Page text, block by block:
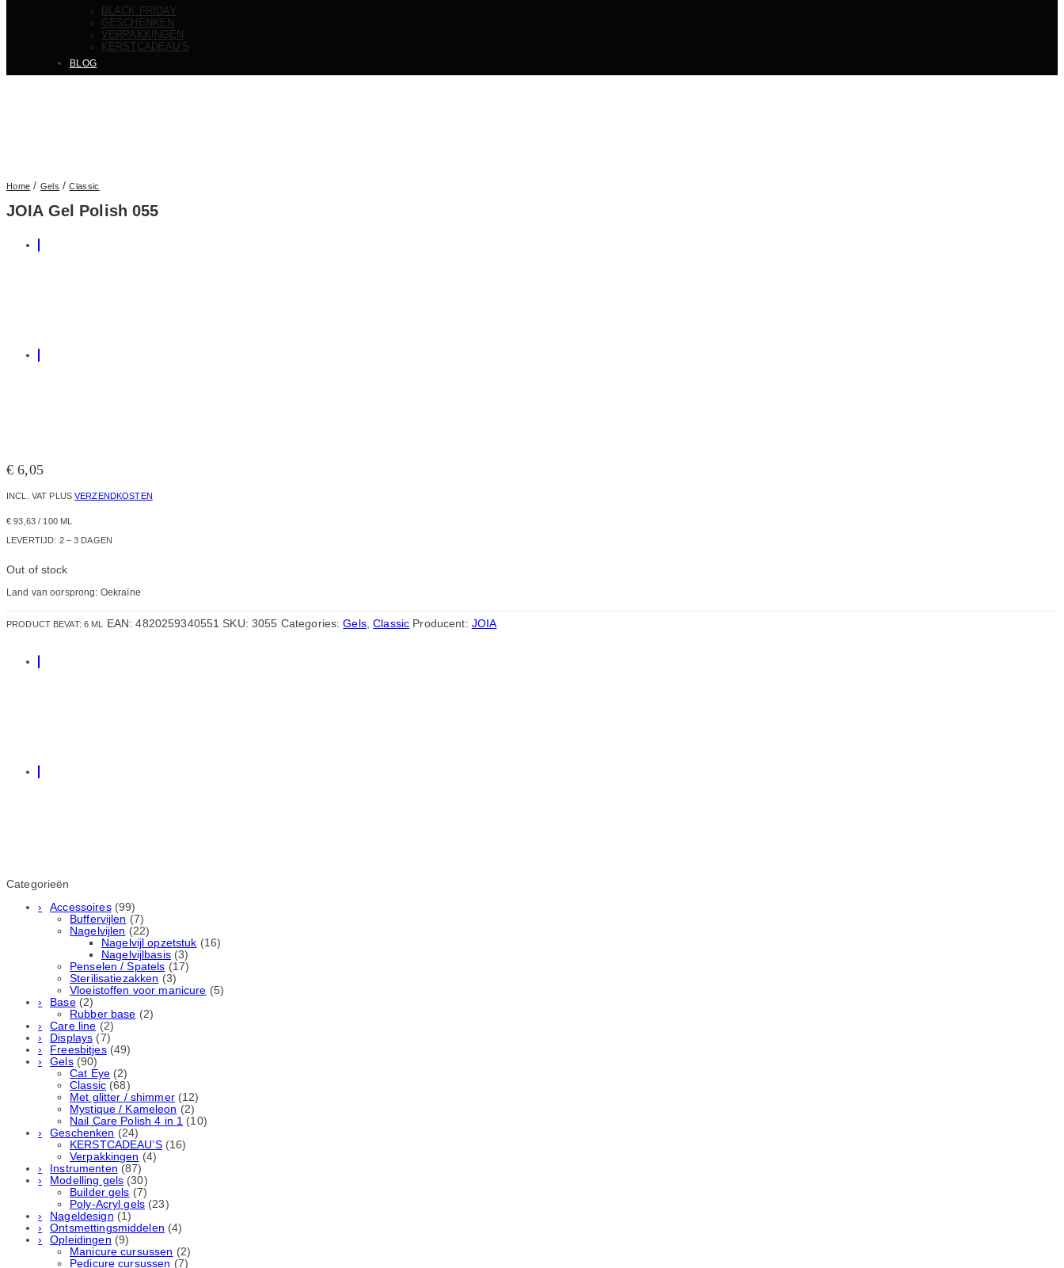
BLACK FRIDAY
GESCHENKEN
VERPAKKINGEN
KERSTCADEAU’S
BLOG
Home / Gels / Classic
JOIA Gel Polish 055
€ 6,05
INCL. VAT PLUSVERZENDKOSTEN
€ 93,63/ 100 ML
LEVERTIJD: 2 – 3 DAGEN
Out of stock
Land van oorsprong: Oekraïne
PRODUCT BEVAT: 6 ML EAN:4820259340551 SKU:3055 Categories:Gels,Classic Producent: JOIA
Categorieën
Accessoires (99)
Buffervijlen (7)
Nagelvijlen (22)
Nagelvijl opzetstuk (16)
Nagelvijlbasis (3)
Penselen / Spatels (17)
Sterilisatiezakken (3)
Vloeistoffen voor manicure (5)
Base (2)
Rubber basе (2)
Care line (2)
Displays (7)
Freesbitjes (49)
Gels (90)
Cat Eye (2)
Classic (68)
Met glitter / shimmer (12)
Mystique / Kameleon (2)
Nail Care Polish 4 in 1 (10)
Geschenken (24)
KERSTCADEAU’S (16)
Verpakkingen (4)
Instrumenten (87)
Modelling gels (30)
Builder gels (7)
Poly-Acryl gels (23)
Nageldesign (1)
Ontsmettingsmiddelen (4)
Opleidingen (9)
Manicure cursussen (2)
Pedicure cursussen (7)